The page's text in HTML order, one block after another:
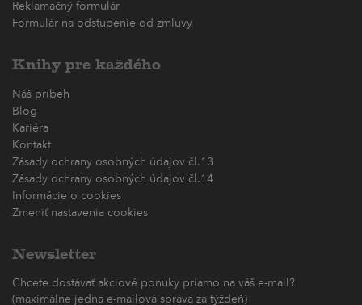
Reklamačný formulár
Formulár na odstúpenie od zmluvy
Knihy pre každého
Náš príbeh
Blog
Kariéra
Kontakt
Zásady ochrany osobných údajov čl.13
Zásady ochrany osobných údajov čl.14
Informácie o cookies
Zmeniť nastavenia cookies
Newsletter
Chcete dostávať akciové ponuky priamo na váš e-mail?
(maximálne jedna e-mailová správa za týždeň)